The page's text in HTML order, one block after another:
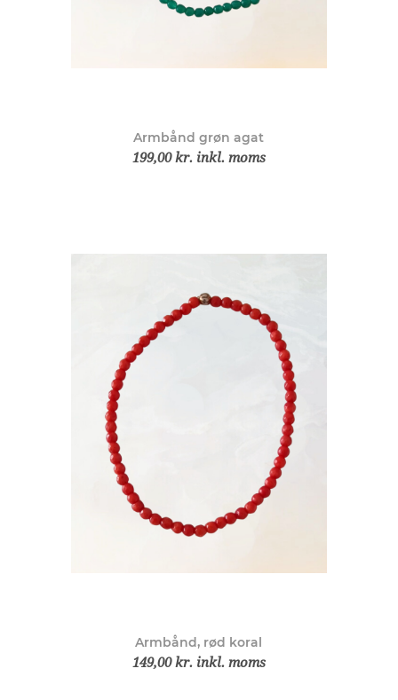
Armbånd grøn agat
199,00 kr. inkl. moms
Armbånd, rød koral
149,00 kr. inkl. moms